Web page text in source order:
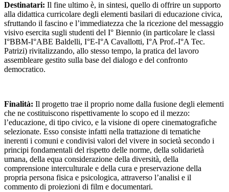
Destinatari: Il fine ultimo è, in sintesi, quello di offrire un supporto
alla didattica curricolare degli elementi basilari di educazione civica,
sfruttando il fascino e l’immediatezza che la ricezione del messaggio
visivo esercita sugli studenti del I° Biennio (in particolare le classi
I°BBM-I°ABE Baldelli, I°E-I°A Cavallotti, I°A Prof.-I°A Tec.
Patrizi) rivitalizzando, allo stesso tempo, la pratica del lavoro
assembleare gestito sulla base del dialogo e del confronto
democratico.
Finalità: Il progetto trae il proprio nome dalla fusione degli elementi
che ne costituiscono rispettivamente lo scopo ed il mezzo:
l’educazione, di tipo civico, e la visione di opere cinematografiche
selezionate. Esso consiste infatti nella trattazione di tematiche
inerenti i comuni e condivisi valori del vivere in società secondo i
principi fondamentali del rispetto delle norme, della solidarietà
umana, della equa considerazione della diversità, della
comprensione interculturale e della cura e preservazione della
propria persona fisica e psicologica, attraverso l’analisi e il
commento di proiezioni di film e documentari.